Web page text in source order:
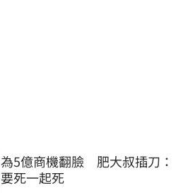
為5億商機翻臉　肥大叔插刀：
要死一起死